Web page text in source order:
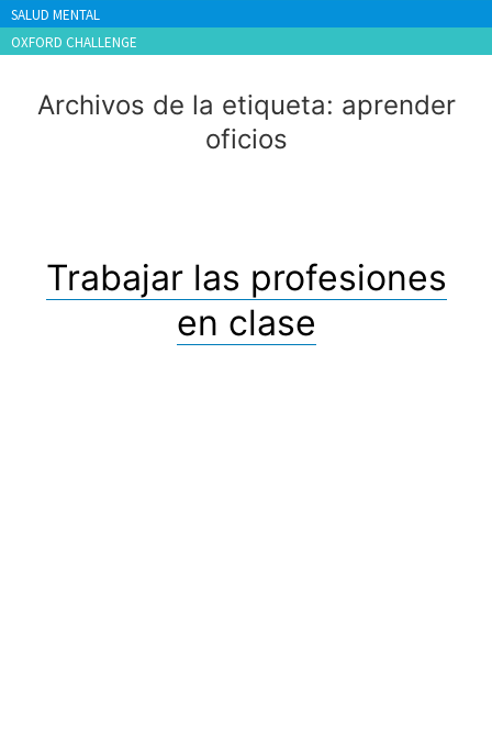
SALUD MENTAL
OXFORD CHALLENGE
Archivos de la etiqueta: aprender
oficios
Trabajar las profesiones
en clase